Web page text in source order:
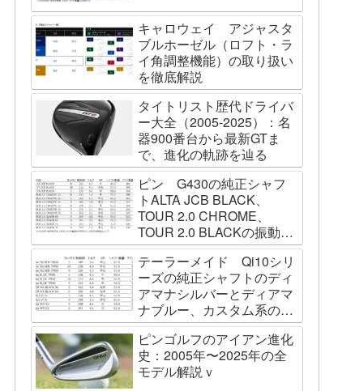
キャロウェイ アジャスタ
ブルホーゼル（ロフト・ラ
イ角調整機能）の取り扱い
を徹底解説
タイトリスト歴代ドライバ
ー大全（2005-2025）：名
器900番台から最新GTま
で、進化の軌跡を辿る
ピン G430の純正シャフ
トALTA JCB BLACK、
TOUR 2.0 CHROME、
TOUR 2.0 BLACKの振動数
を測ってみました
テーラーメイド Qi10シリ
ーズの純正シャフトのディ
アマナシルバーとディアマ
ナブルー、カスタム系の
SPEEDER NK BLACK、
TOUR AD VF、Diamana
WBの振動数を測ってみた
ピンゴルフのアイアン進化
史：2005年〜2025年の全
モデル解説ｖ